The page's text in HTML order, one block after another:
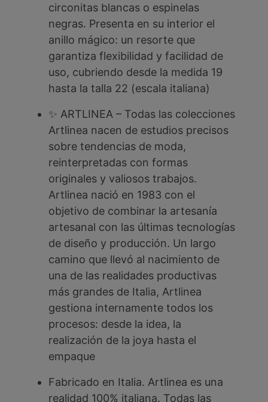
circonitas blancas o espinelas
negras. Presenta en su interior el
anillo mágico: un resorte que
garantiza flexibilidad y facilidad de
uso, cubriendo desde la medida 19
hasta la talla 22 (escala italiana)
✨ ARTLINEA – Todas las colecciones
Artlinea nacen de estudios precisos
sobre tendencias de moda,
reinterpretadas con formas
originales y valiosos trabajos.
Artlinea nació en 1983 con el
objetivo de combinar la artesanía
artesanal con las últimas tecnologías
de diseño y producción. Un largo
camino que llevó al nacimiento de
una de las realidades productivas
más grandes de Italia, Artlinea
gestiona internamente todos los
procesos: desde la idea, la
realización de la joya hasta el
empaque
Fabricado en Italia. Artlinea es una
realidad 100% italiana. Todas las